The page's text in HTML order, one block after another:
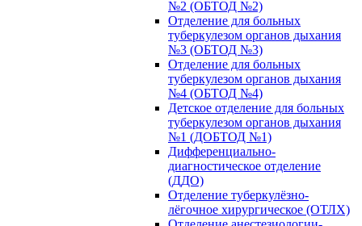
№2 (ОБТОД №2)
Отделение для больных
туберкулезом органов дыхания
№3 (ОБТОД №3)
Отделение для больных
туберкулезом органов дыхания
№4 (ОБТОД №4)
Детское отделение для больных
туберкулезом органов дыхания
№1 (ДОБТОД №1)
Дифференциально-
диагностическое отделение
(ДДО)
Отделение туберкулёзно-
лёгочное хирургическое (ОТЛХ)